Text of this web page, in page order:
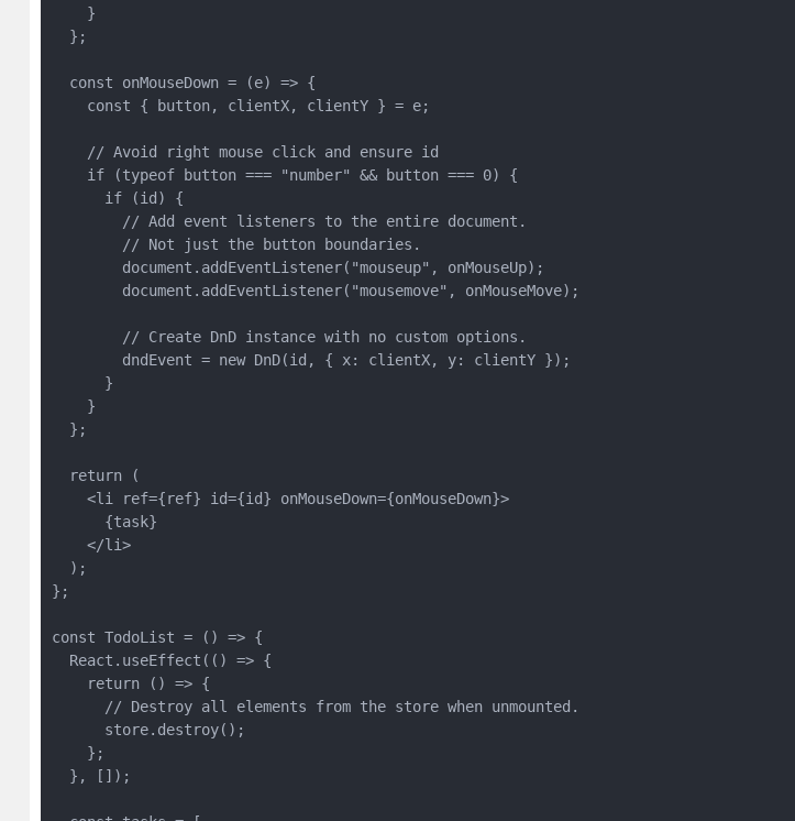
    }
  };
  const onMouseDown = (e) => {
    const { button, clientX, clientY } = e;
    // Avoid right mouse click and ensure id
    if (typeof button === "number" && button === 0) {
      if (id) {
        // Add event listeners to the entire document.
        // Not just the button boundaries.
        document.addEventListener("mouseup", onMouseUp);
        document.addEventListener("mousemove", onMouseMove);
        // Create DnD instance with no custom options.
        dndEvent = new DnD(id, { x: clientX, y: clientY });
      }
    }
  };
  return (
    <li ref={ref} id={id} onMouseDown={onMouseDown}>
      {task}
    </li>
  );
};
const TodoList = () => {
  React.useEffect(() => {
    return () => {
      // Destroy all elements from the store when unmounted.
      store.destroy();
    };
  }, []);